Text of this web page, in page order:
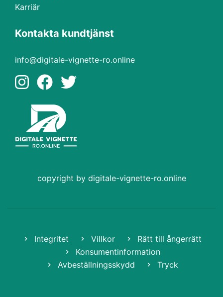
Karriär
Kontakta kundtjänst
info@digitale-vignette-ro.online
copyright by digitale-vignette-ro.online
Integritet Villkor
Rätt till ångerrätt
Konsumentinformation
Avbeställningsskydd
Tryck